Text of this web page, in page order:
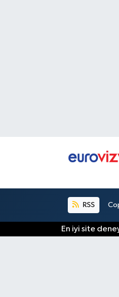
RSS
En iyi site